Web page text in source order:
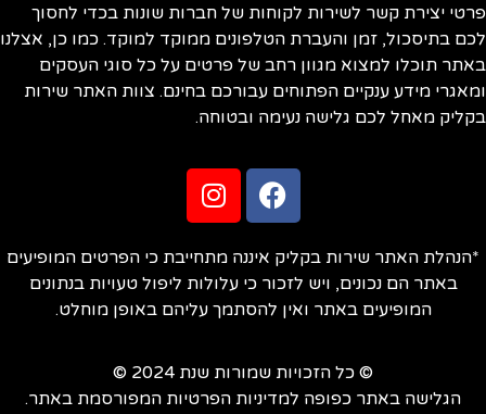
יצירת קשר לשירות לקוחות של חברות שונות בכדי לחסוך
בתיסכול, זמן והעברת הטלפונים ממוקד למוקד. כמו כן, אצלנו
תוכלו למצוא מגוון רחב של פרטים על כל סוגי העסקים
מידע ענקיים הפתוחים עבורכם בחינם. צוות האתר שירות
מאחל לכם גלישה נעימה ובטוחה.
האתר שירות בקליק איננה מתחייבת כי הפרטים המופיעים
באתר הם נכונים, ויש לזכור כי עלולות ליפול טעויות בנתונים
המופיעים באתר ואין להסתמך עליהם באופן מוחלט.
© כל הזכויות שמורות שנת 2024 ©
הגלישה באתר כפופה למדיניות הפרטיות המפורסמת באתר.